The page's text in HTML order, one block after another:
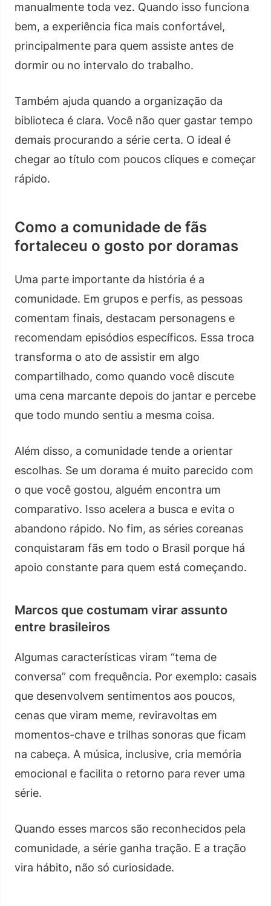
manualmente toda vez. Quando isso funciona
bem, a experiência fica mais confortável,
principalmente para quem assiste antes de
dormir ou no intervalo do trabalho.
Também ajuda quando a organização da
biblioteca é clara. Você não quer gastar tempo
demais procurando a série certa. O ideal é
chegar ao título com poucos cliques e começar
rápido.
Como a comunidade de fãs
fortaleceu o gosto por doramas
Uma parte importante da história é a
comunidade. Em grupos e perfis, as pessoas
comentam finais, destacam personagens e
recomendam episódios específicos. Essa troca
transforma o ato de assistir em algo
compartilhado, como quando você discute
uma cena marcante depois do jantar e percebe
que todo mundo sentiu a mesma coisa.
Além disso, a comunidade tende a orientar
escolhas. Se um dorama é muito parecido com
o que você gostou, alguém encontra um
comparativo. Isso acelera a busca e evita o
abandono rápido. No fim, as séries coreanas
conquistaram fãs em todo o Brasil porque há
apoio constante para quem está começando.
Marcos que costumam virar assunto
entre brasileiros
Algumas características viram “tema de
conversa” com frequência. Por exemplo: casais
que desenvolvem sentimentos aos poucos,
cenas que viram meme, reviravoltas em
momentos-chave e trilhas sonoras que ficam
na cabeça. A música, inclusive, cria memória
emocional e facilita o retorno para rever uma
série.
Quando esses marcos são reconhecidos pela
comunidade, a série ganha tração. E a tração
vira hábito, não só curiosidade.